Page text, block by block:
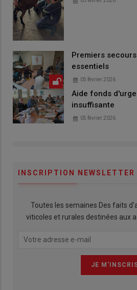
Premiers
essentiels
05 février 2026
Aide fonds
insuffisante
05 février 2026
INSCRIPTION NEWSLETTER
Toutes les semaines Des faits
viticoles et rurales destinées aux